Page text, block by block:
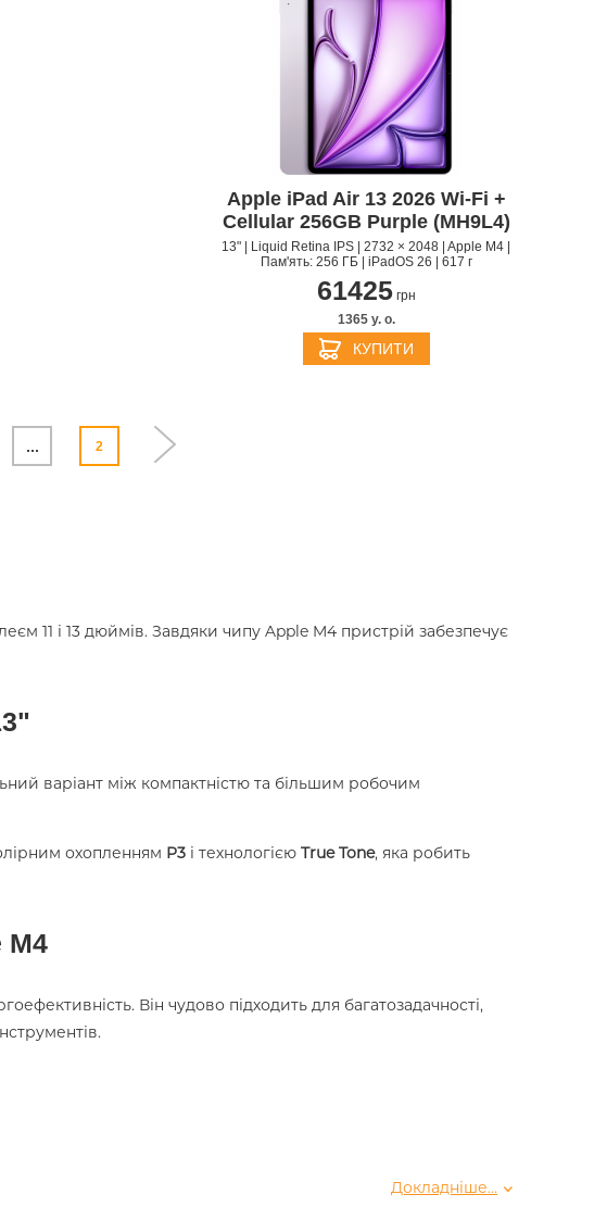
Apple iPad Air 13 2026 Wi-Fi +
Cellular 256GB Purple (MH9L4)
13" | Liquid Retina IPS | 2732 × 2048 | Apple M4 |
Пам'ять: 256 ГБ | iPadOS 26 | 617 г
61425грн
1365 y. о.
КУПИТИ
... 2
11 і 13 дюймів. Завдяки чипу Apple M4 пристрій забезпечує
варіант між компактністю та більшим робочим
охопленням P3 і технологією True Tone, яка робить
M4
Він чудово підходить для багатозадачності,
Докладніше...